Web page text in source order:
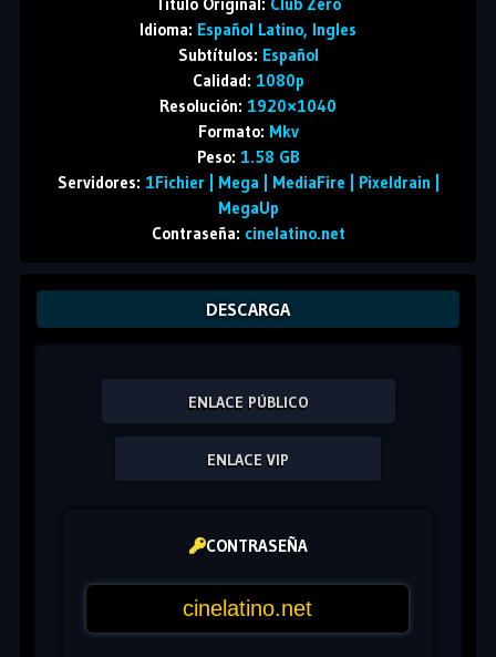
Idioma: Español Latino, Ingles
Subtítulos: Español
Calidad: 1080p
Resolución: 1920×1040
Formato: Mkv
Peso: 1.58 GB
Servidores: 1Fichier | Mega | MediaFire | Pixeldrain |
MegaUp
Contraseña: cinelatino.net
DESCARGA
ENLACE PÚBLICO
ENLACE VIP
CONTRASEÑA